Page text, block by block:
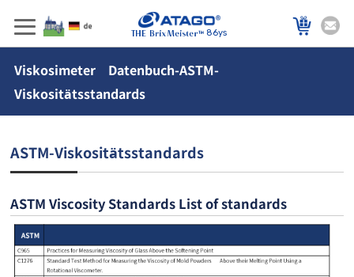
86ys
Viskosimeter Datenbuch-ASTM-
Viskositätsstandards
ASTM-Viskositätsstandards
ASTM Viscosity Standards List of standards